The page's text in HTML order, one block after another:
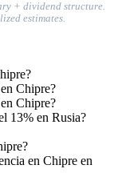
+ dividend structure.
estimates.
Chipre?
Chipre?
13% en Rusia?
en Chipre en